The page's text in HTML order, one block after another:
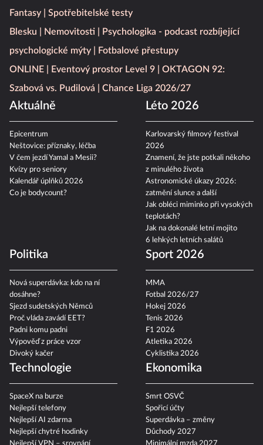
Fantasy
Spotřebitelské testy
Blesku
Nemovitosti
Psychologika - podcast rozbíjející
psychologické mýty
Fotbalové přestupy
ONLINE
Eventový prostor Level 9
OKTAGON 92:
Szabová vs. Pudilová
Chance Liga 2026/27
Aktuálně
Epicentrum
Neštovice: příznaky, léčba
V čem jezdí Yamal a Mesii?
Kvízy pro seniory
Kalendář úplňků 2026
Co je bodycount?
Léto 2026
Karlovarský filmový festival
2026
Znamení, že jste potkali někoho
z minulého života
Astronomické úkazy 2026:
zatmění slunce a další
Jak obléci miminko při vysokých
teplotách?
Jak na dokonalé letní mojito
6 lehkých letních salátů
Politika
Nová superdávka: kdo na ní
dosáhne?
Sjezd sudetských Němců
Proč vláda zavádí EET?
Padni komu padni
Výpověď z práce vzor
Divoký kačer
Sport 2026
MMA
Fotbal 2026/27
Hokej 2026
Tenis 2026
F1 2026
Atletika 2026
Cyklistika 2026
Technologie
SpaceX na burze
Nejlepší telefony
Nejlepší AI zdarma
Nejlepší chytré hodinky
Ekonomika
Smrt OSVČ
Spořicí účty
Superdávka – změny
Důchody 2027